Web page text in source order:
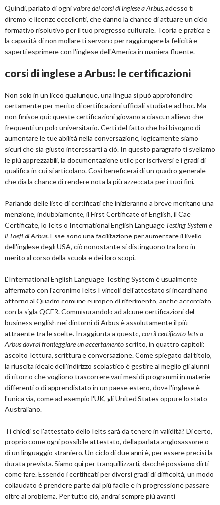
Quindi, parlato di ognivalore dei corsi di inglese a Arbus, adesso ti
diremo le licenze eccellenti, che danno la chance di attuare un ciclo
formativo risolutivo per il tuo progresso culturale. Teoria e pratica e
la capacità di non mollare ti servono per raggiungere la felicità e
saperti esprimere con l'inglese dell'America in maniera fluente.
corsi di inglese a Arbus: le certificazioni
Non solo in un liceo qualunque, una lingua si può approfondire
certamente per merito di certificazioni ufficiali studiate ad hoc. Ma
non finisce qui: queste certificazioni giovano a ciascun allievo che
frequenti un polo universitario. Certi del fatto che hai bisogno di
aumentare le tue abilità nella conversazione, logicamente siamo
sicuri che sia giusto interessarti a ciò. In questo paragrafo ti sveliamo
le più apprezzabili, la documentazione utile per iscriversi e i gradi di
qualifica in cui si articolano. Così beneficerai di un quadro generale
che dia la chance di rendere nota la più azzeccata per i tuoi fini.
Parlando delle liste di certificati che inizieranno a breve meritano una
menzione, indubbiamente, il First Certificate of English, il Cae
Certificate, lo Ielts o International English Language Testing System e
il Toefl di Arbus. Esse sono una facilitazione per aumentare il livello
dell'inglese degli USA, ciò nonostante si distinguono tra loro in
merito al corso della scuola e dei loro scopi.
L‘International English Language Testing System è usualmente
affermato con l'acronimo Ielts I vincoli dell'attestato si incardinano
attorno al Quadro comune europeo di riferimento, anche accorciato
con la sigla QCER. Commisurandolo ad alcune certificazioni del
business english nei dintorni di Arbus è assolutamente il più
attraente tra le scelte. In aggiunta a questo, con il certificato Ielts a
Arbus dovrai fronteggiare un accertamento scritto, in quattro capitoli:
ascolto, lettura, scrittura e conversazione. Come spiegato dal titolo,
la riuscita ideale dell'indirizzo scolastico è gestire al meglio gli alunni
di ritorno che vogliono trascorrere vari mesi di programmi in materie
differenti o di apprendistato in un paese estero, dove l'inglese è
l'unica via, come ad esempio l'UK, gli United States oppure lo stato
Australiano.
Ti chiedi se l'attestato dello Ielts sarà da tenere in validità? Di certo,
proprio come ogni possibile attestato, della parlata anglosassone o
di un linguaggio straniero. Un ciclo di due anni è, per essere precisi la
durata prevista. Siamo qui per tranquillizzarti, dacché possiamo dirti
come fare. Essendo i certificati per diversi gradi di difficoltà, un modo
collaudato è prendere parte dal più facile e in progressione passare
oltre al problema. Per tutto ciò, andrai sempre più avanti